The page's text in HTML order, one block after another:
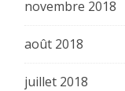
novembre 2018
août 2018
juillet 2018